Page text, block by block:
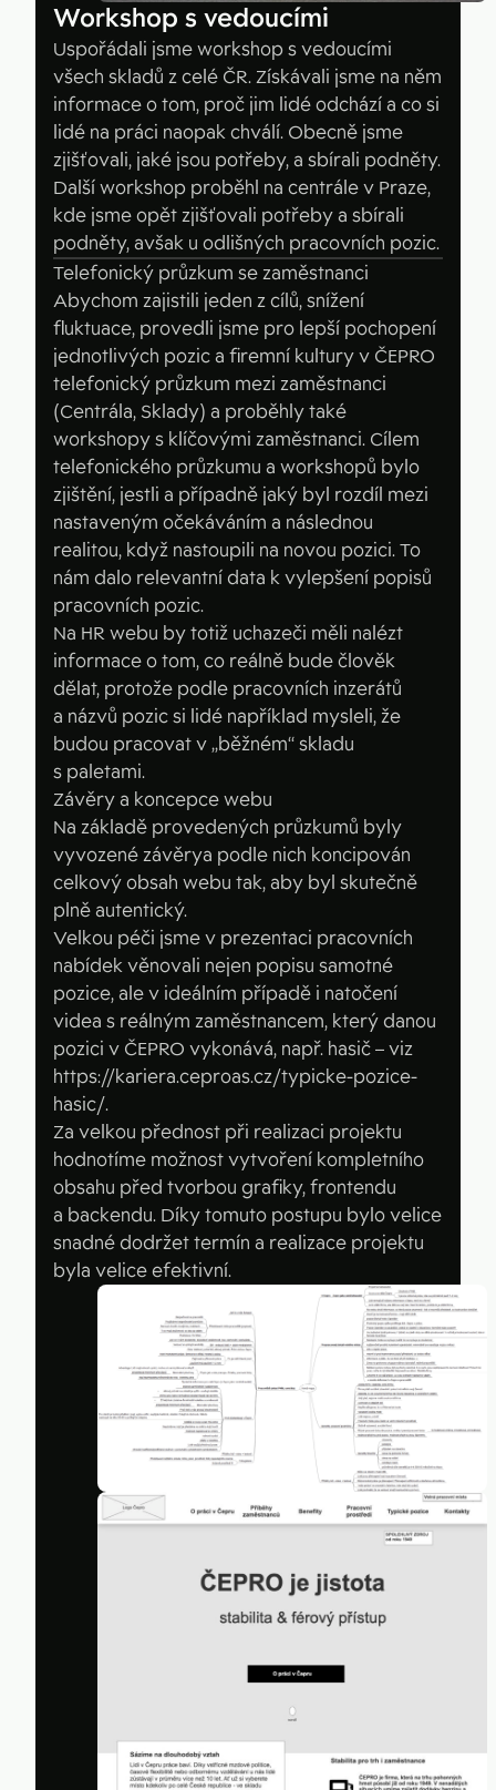
Workshop s vedoucími
Uspořádali jsme workshop s vedoucími
všech skladů z celé ČR. Získávali jsme na něm
informace o tom, proč jim lidé odchází a co si
lidé na práci naopak chválí. Obecně jsme
zjišťovali, jaké jsou potřeby, a sbírali podněty.
Další workshop proběhl na centrále v Praze,
kde jsme opět zjišťovali potřeby a sbírali
podněty, avšak u odlišných pracovních pozic.
Telefonický průzkum se zaměstnanci
Abychom zajistili jeden z cílů, snížení
fluktuace, provedli jsme pro lepší pochopení
jednotlivých pozic a firemní kultury v ČEPRO
telefonický průzkum mezi zaměstnanci
(Centrála, Sklady) a proběhly také
workshopy s klíčovými zaměstnanci. Cílem
telefonického průzkumu a workshopů bylo
zjištění, jestli a případně jaký byl rozdíl mezi
nastaveným očekáváním a následnou
realitou, když nastoupili na novou pozici. To
nám dalo relevantní data k vylepšení popisů
pracovních pozic.
Na HR webu by totiž uchazeči měli nalézt
informace o tom, co reálně bude člověk
dělat, protože podle pracovních inzerátů
a názvů pozic si lidé například mysleli, že
budou pracovat v ‚‚běžném‘‘ skladu
s paletami.
Závěry a koncepce webu
Na základě provedených průzkumů byly
vyvozené závěrya podle nich koncipován
celkový obsah webu tak, aby byl skutečně
plně autentický.
Velkou péči jsme v prezentaci pracovních
nabídek věnovali nejen popisu samotné
pozice, ale v ideálním případě i natočení
videa s reálným zaměstnancem, který danou
pozici v ČEPRO vykonává, např. hasič – viz
https://kariera.ceproas.cz/typicke-pozice-
hasic/.
Za velkou přednost při realizaci projektu
hodnotíme možnost vytvoření kompletního
obsahu před tvorbou grafiky, frontendu
a backendu. Díky tomuto postupu bylo velice
snadné dodržet termín a realizace projektu
byla velice efektivní.